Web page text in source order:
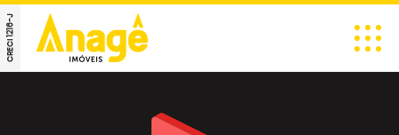
CRECI 1216-J